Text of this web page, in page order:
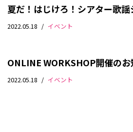
キ
プ
夏だ！はじけろ！シアター歌謡
2022.05.18 イベント
ONLINE WORKSHOP開催のお
2022.05.18 イベント